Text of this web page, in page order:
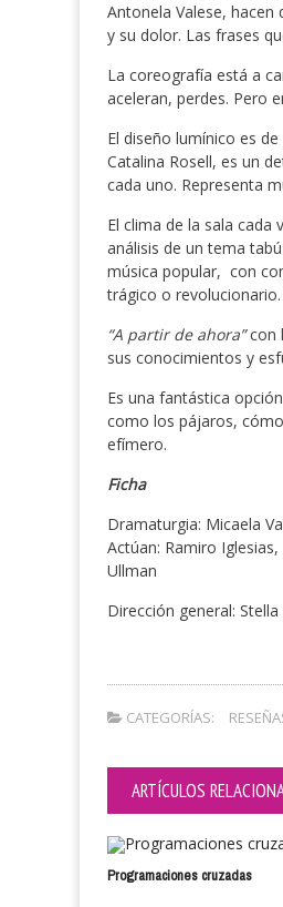
Antonela Valese,
y su dolor. Las frases
La coreografía está a
aceleran, perdes. Pero
El diseño lumínico es
Catalina Rosell, es un
cada uno. Representa
El clima de la sala
análisis de un tema
música popular, con
trágico o revolucionario.
“A partir de ahora”con
sus conocimientos y
Es una fantástica
como los pájaros,
efímero.
Ficha
Dramaturgia: Micaela
Actúan: Ramiro
Ullman
Dirección general:
CATEGORÍAS:
ARTÍCULOS
Programaciones cruzadas